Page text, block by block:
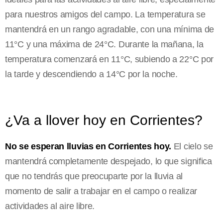
para nuestros amigos del campo. La temperatura se
mantendrá en un rango agradable, con una mínima de
11°C y una máxima de 24°C. Durante la mañana, la
temperatura comenzará en 11°C, subiendo a 22°C por
la tarde y descendiendo a 14°C por la noche.
¿Va a llover hoy en Corrientes?
No se esperan lluvias en Corrientes hoy. El cielo se
mantendrá completamente despejado, lo que significa
que no tendrás que preocuparte por la lluvia al
momento de salir a trabajar en el campo o realizar
actividades al aire libre.